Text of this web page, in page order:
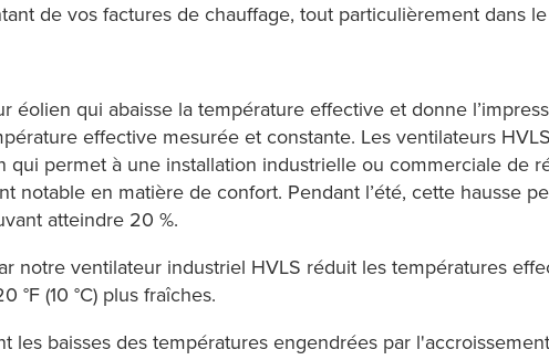
de vos factures de chauffage, tout particulièrement dans
éolien qui abaisse la température effective et donne
effective mesurée et constante. Les ventilateurs
qui permet à une installation industrielle ou commerciale de
notable en matière de confort. Pendant l’été, cette hausse
atteindre 20 %.
notre ventilateur industriel HVLS réduit les températures
°F (10 °C) plus fraîches.
les baisses des températures engendrées par